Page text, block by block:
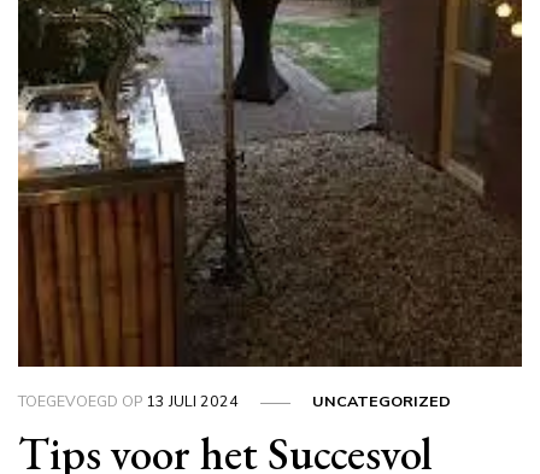
TOEGEVOEGD OP 13 JULI 2024 UNCATEGORIZED
Tips voor het Succesvol